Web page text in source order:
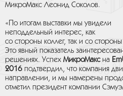
МикроМакс Леонид Соколов.
«По итогам выставки мы увидели
неподдельный интерес, как
со стороны коллег, так и со
Это явный показатель
решениях. Успех МикроМаксна
2016 подтвердил, что компания
направлении, и мы намерены
отметил президент компании